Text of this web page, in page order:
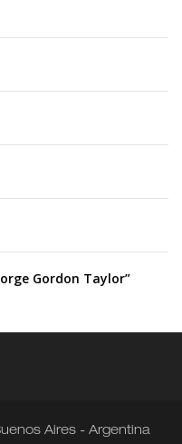
Gordon Taylor”
Aires - Argentina